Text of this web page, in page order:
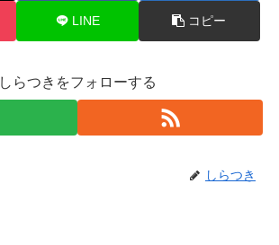
LINE コピー
しらつきをフォローする
しらつき